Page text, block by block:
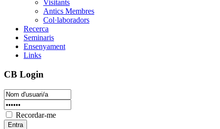
Visitants
Antics Membres
Col·laboradors
Recerca
Seminaris
Ensenyament
Links
CB Login
Recordar-me